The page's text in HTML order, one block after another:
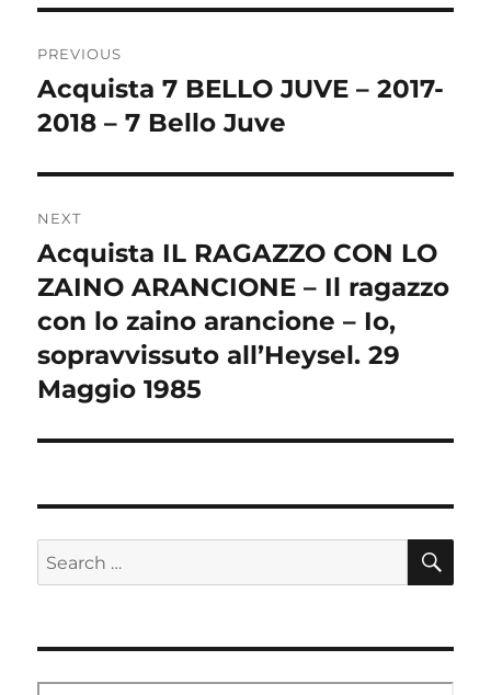
navigation
PREVIOUS
Previous
post:
Acquista 7 BELLO JUVE – 2017-
2018 – 7 Bello Juve
NEXT
Next
post:
Acquista IL RAGAZZO CON LO
ZAINO ARANCIONE – Il ragazzo
con lo zaino arancione – Io,
sopravvissuto all’Heysel. 29
Maggio 1985
Search
for: